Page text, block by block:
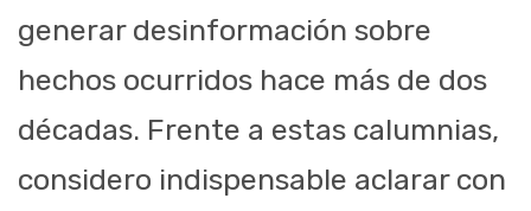
generar desinformación sobre
hechos ocurridos hace más de dos
décadas. Frente a estas calumnias,
considero indispensable aclarar con